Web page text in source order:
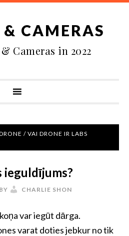
& CAMERAS
Cameras in 2022
/ VAI DRONE IR LABS
ieguldījums?
BY CHARLIE SHON
var iegūt dārga.
varat doties jebkur no tik